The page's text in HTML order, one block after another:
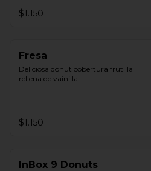
$1.150
Fresa
Deliciosa donut cobertura frutilla
rellena de vainilla.
$1.150
InBox 9 Donuts